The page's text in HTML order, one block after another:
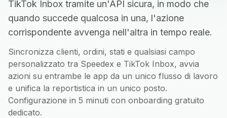
TikTok Inbox tramite un'API sicura, in modo che
quando succede qualcosa in una, l'azione
corrispondente avvenga nell'altra in tempo reale.
Sincronizza clienti, ordini, stati e qualsiasi campo
personalizzato tra Speedex e TikTok Inbox, avvia
azioni su entrambe le app da un unico flusso di lavoro
e unifica la reportistica in un unico posto.
Configurazione in 5 minuti con onboarding gratuito
dedicato.